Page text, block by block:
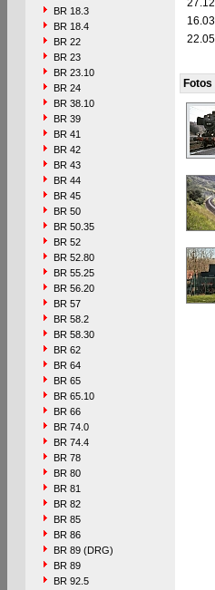
BR 18.3
BR 18.4
BR 22
BR 23
BR 23.10
BR 24
BR 38.10
BR 39
BR 41
BR 42
BR 43
BR 44
BR 45
BR 50
BR 50.35
BR 52
BR 52.80
BR 55.25
BR 56.20
BR 57
BR 58.2
BR 58.30
BR 62
BR 64
BR 65
BR 65.10
BR 66
BR 74.0
BR 74.4
BR 78
BR 80
BR 81
BR 82
BR 85
BR 86
BR 89 (DRG)
BR 89
BR 92.5
Fotos